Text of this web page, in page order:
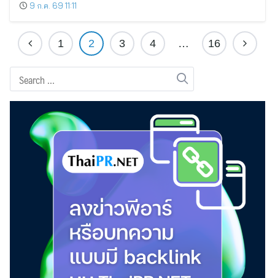
9 ก.ค. 69 11:11
1 2 3 4 … 16